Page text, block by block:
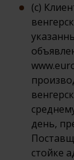
(c)
день,
стойке